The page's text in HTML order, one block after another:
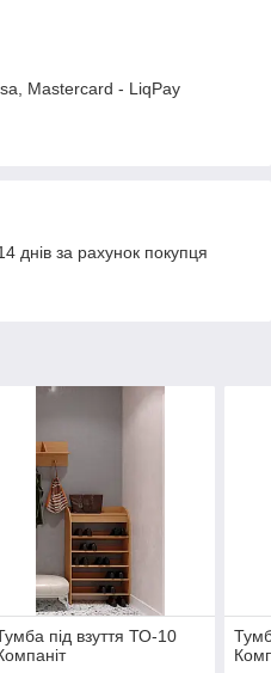
Mastercard - LiqPay
днів за рахунок покупця
під взуття ТО-10